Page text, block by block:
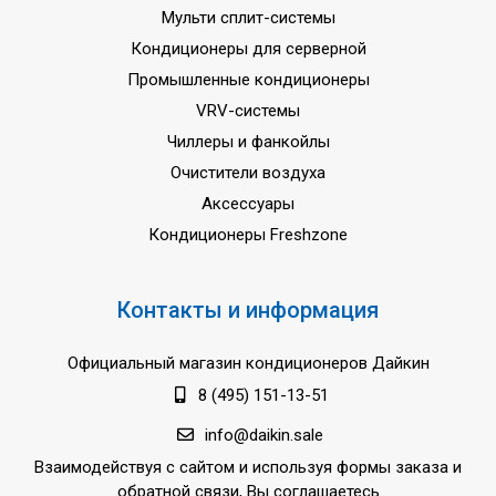
Мульти сплит-системы
Кондиционеры для серверной
Промышленные кондиционеры
VRV-системы
Чиллеры и фанкойлы
Очистители воздуха
Аксессуары
Кондиционеры Freshzone
Контакты и информация
Официальный магазин кондиционеров Дайкин
8 (495) 151-13-51
info@daikin.sale
Взаимодействуя с сайтом и используя формы заказа и
обратной связи, Вы соглашаетесь